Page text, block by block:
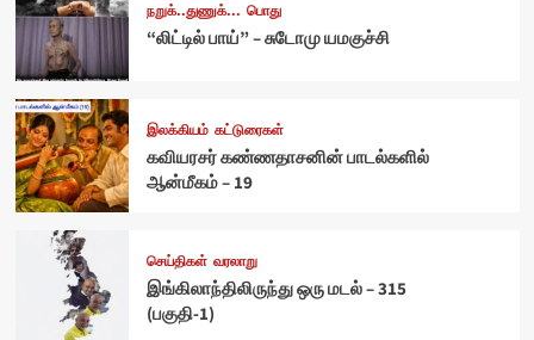
நறுக்..துணுக்... பொது
“லிட்டில் பாய்” – சுடோமு யமகுச்சி
இலக்கியம் கட்டுரைகள்
கவியரசர் கண்ணதாசனின் பாடல்களில்
ஆன்மீகம் – 19
செய்திகள் வரலாறு
இங்கிலாந்திலிருந்து ஒரு மடல் – 315
(பகுதி-1)